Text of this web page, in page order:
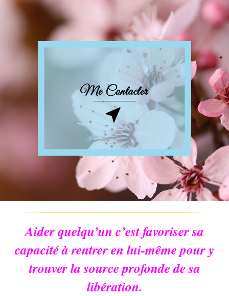
Aider quelqu’un c’est favoriser sa
capacité à rentrer en lui-même pour y
trouver la source profonde de sa
libération.